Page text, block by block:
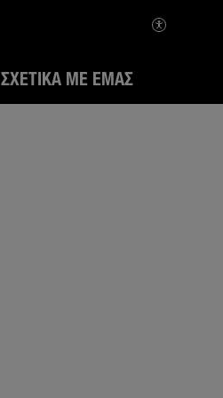
ΣΧΕΤΙΚΆ ΜΕ ΕΜΆΣ